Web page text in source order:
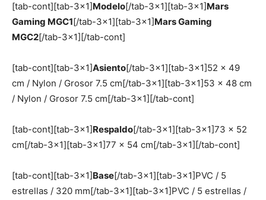
[tab-cont][tab-3×1]Modelo[/tab-3×1][tab-3×1]Mars
Gaming MGC1[/tab-3×1][tab-3×1]Mars Gaming
MGC2[/tab-3×1][/tab-cont]
[tab-cont][tab-3×1]Asiento[/tab-3×1][tab-3×1]52 x 49
cm / Nylon / Grosor 7.5 cm[/tab-3×1][tab-3×1]53 x 48 cm
/ Nylon / Grosor 7.5 cm[/tab-3×1][/tab-cont]
[tab-cont][tab-3×1]Respaldo[/tab-3×1][tab-3×1]73 x 52
cm[/tab-3×1][tab-3×1]77 x 54 cm[/tab-3×1][/tab-cont]
[tab-cont][tab-3×1]Base[/tab-3×1][tab-3×1]PVC / 5
estrellas / 320 mm[/tab-3×1][tab-3×1]PVC / 5 estrellas /